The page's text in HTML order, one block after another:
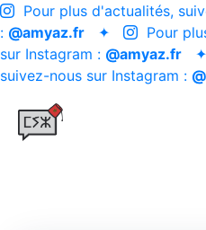
Pour plus d'actualités,
: @amyaz.fr ✦
Pour
sur Instagram : @amyaz.fr
suivez-nous sur Instagram :